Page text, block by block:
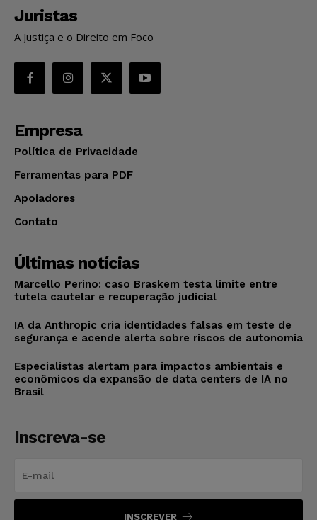
Juristas
A Justiça e o Direito em Foco
Empresa
Política de Privacidade
Ferramentas para PDF
Apoiadores
Contato
Últimas notícias
Marcello Perino: caso Braskem testa limite entre
tutela cautelar e recuperação judicial
IA da Anthropic cria identidades falsas em teste de
segurança e acende alerta sobre riscos de autonomia
Especialistas alertam para impactos ambientais e
econômicos da expansão de data centers de IA no
Brasil
Inscreva-se
INSCREVER